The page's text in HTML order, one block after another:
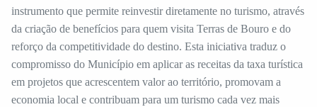
instrumento que permite reinvestir diretamente no turismo, através
da criação de benefícios para quem visita Terras de Bouro e do
reforço da competitividade do destino. Esta iniciativa traduz o
compromisso do Município em aplicar as receitas da taxa turística
em projetos que acrescentem valor ao território, promovam a
economia local e contribuam para um turismo cada vez mais